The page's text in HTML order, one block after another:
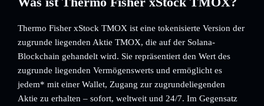
Thermo Fisher xStock TMOX ist eine tokenisierte Version der
zugrunde liegenden Aktie TMOX, die auf der Solana-
Blockchain gehandelt wird. Sie repräsentiert den Wert des
zugrunde liegenden Vermögenswerts und ermöglicht es
jedem* mit einer Wallet, Zugang zur zugrundeliegenden
Aktie zu erhalten – sofort, weltweit und 24/7. Im Gegensatz